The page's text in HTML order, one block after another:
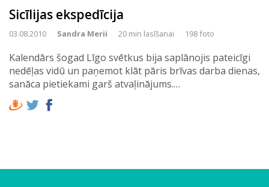
Sicīlijas ekspedīcija
03.08.2010 Sandra Merii 20 min lasīšanai 198 foto
Kalendārs šogad Līgo svētkus bija saplānojis pateicīgi
nedēļas vidū un paņemot klāt pāris brīvas darba dienas,
sanāca pietiekami garš atvaļinājums.…